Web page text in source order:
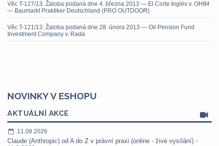
Věc T-127/13: Žaloba podaná dne 4. března 2013 — El Corte Inglés v. OHIM
— Baumarkt Praktiker Deutschland (PRO OUTDOOR)
Věc T-121/13: Žaloba podaná dne 28. února 2013 — Oil Pension Fund
Investment Company v. Rada
NOVINKY V ESHOPU
AKTUÁLNÍ AKCE
11.08.2026
Claude (Anthropic) od A do Z v právní praxi (online - živé vysílání) -